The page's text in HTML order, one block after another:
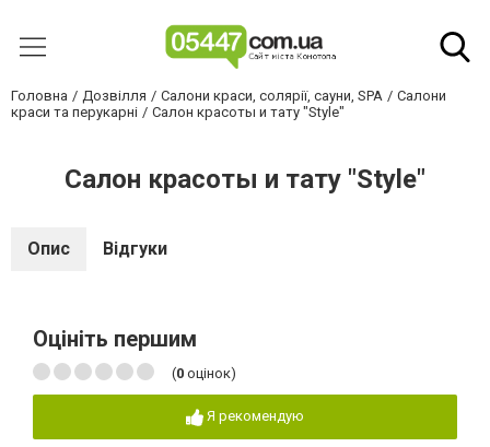
Головна Дозвілля Салони краси, солярії, сауни, SPA
Салони
краси та перукарні
Салон красоты и тату "Style"
Салон красоты и тату "Style"
Опис Відгуки
Оцініть першим
(0 оцінок)
Я рекомендую